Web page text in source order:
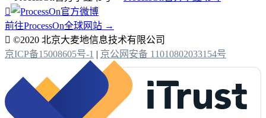

前往ProcessOn全球网站 →
 ©2020 北京大麦地信息技术有限公司
京ICP备15008605号-1 | 京公网安备 11010802033154号